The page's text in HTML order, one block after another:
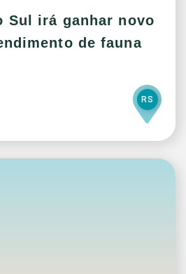
Sul irá ganhar novo
de fauna
RS